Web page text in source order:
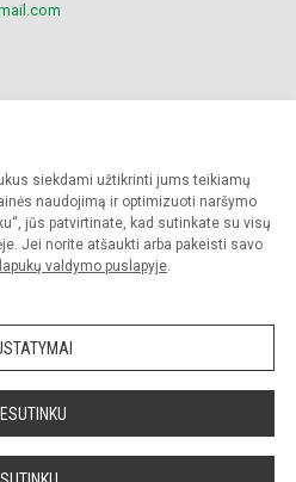
siekdami užtikrinti jums teikiamų
naudojimą ir optimizuoti naršymo
jūs patvirtinate, kad sutinkate su visų
Jei norite atšaukti arba pakeisti savo
valdymo puslapyje.
progimnazija. Visos teisės saugomos.
sutikimo griežtai draudžiama.
Slapukų valdymas